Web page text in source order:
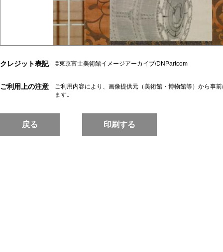
クレジット表記 ©東京富士美術館イメージアーカイブ/DNPartcom
ご利用上の注意
ご利用内容により、画像提供元（美術館・博物館等）から事
ます。
戻る 印刷する